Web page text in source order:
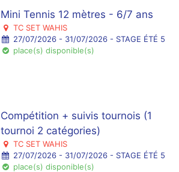
Mini Tennis 12 mètres - 6/7 ans
TC SET WAHIS
27/07/2026 - 31/07/2026 - STAGE ÉTÉ 5
place(s) disponible(s)
Compétition + suivis tournois (1
tournoi 2 catégories)
TC SET WAHIS
27/07/2026 - 31/07/2026 - STAGE ÉTÉ 5
place(s) disponible(s)